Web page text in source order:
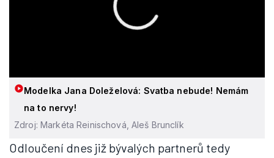
Modelka Jana Doleželová: Svatba nebude! Nemám
na to nervy!
Zdroj: Markéta Reinischová, Aleš Brunclík
Odloučení dnes již bývalých partnerů tedy